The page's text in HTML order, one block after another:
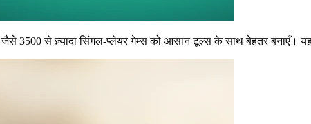
जैसे 3500 से ज़्यादा सिंगल-प्लेयर गेम्स को आसान टूल्स के साथ बेहतर बनाएँ।